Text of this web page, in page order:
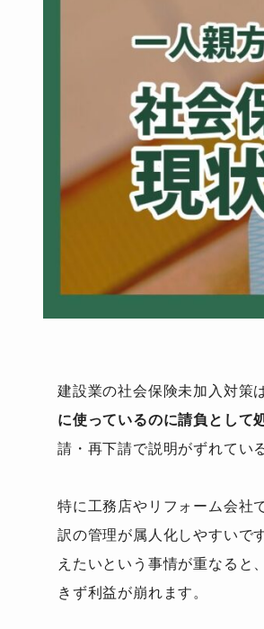
建設業の社会保険未加入対策
に使っているのに請負として
請・再下請で説明がずれてい
特に工務店やリフォーム会社
訳の管理が属人化しやすいで
えたいという事情が重なると
きず利益が崩れます。